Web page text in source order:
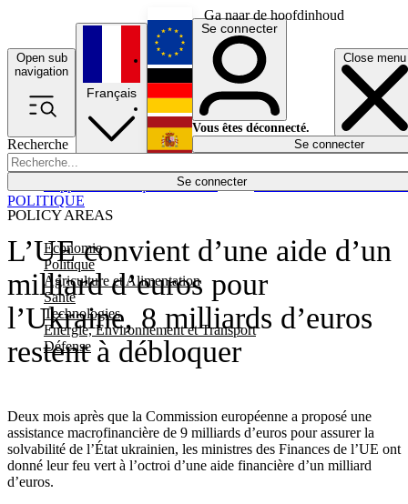
Ga naar de hoofdinhoud
Open sub
navigation
Close menu
Recherche
Se connecter
POLICY AREAS
Economie
Politique
Agriculture et Alimentation
Santé
Technologies
Energie, Environnement et Transport
Défense
Économie
Français
English
Deutsch
Español
Se connecter
Vous êtes déconnecté.
Se connecter
L’UE convient d’une aide d’un
milliard d’euros pour
l’Ukraine, 8 milliards d’euros
restent à débloquer
Deux mois après que la Commission européenne a proposé une
assistance macrofinancière de 9 milliards d’euros pour assurer la
solvabilité de l’État ukrainien, les ministres des Finances de l’UE ont
donné leur feu vert à l’octroi d’une aide financière d’un milliard
d’euros.
POLITIQUE